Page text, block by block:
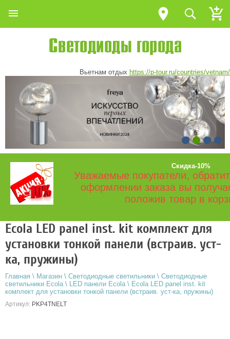
Вьетнам отдых https://p-tour.ru/countries/vetnam/
Скидка-10%
Уважаемые покупатели,
оформлении заказа вы
положив товар в
Ecola LED panel inst. kit комплект для
установки тонкой панели (встраив. уст-
ка, пружины)
Главная \ Магазин \ Светодиодные светильники \ Светодиодные
светильники Ecola\ LED панели Ecola\ Ecola LED panel inst. kit
комплект для установки тонкой панели (встраив. уст-ка, пружины)
Артикул: PKP4TNELT